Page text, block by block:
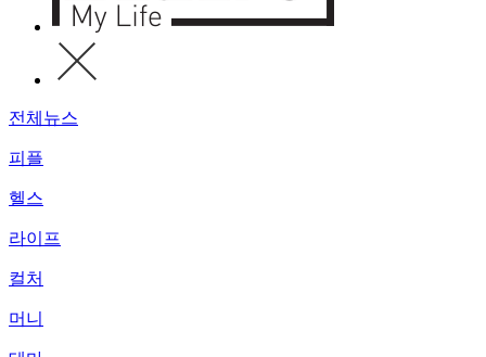
전체뉴스
피플
헬스
라이프
컬처
머니